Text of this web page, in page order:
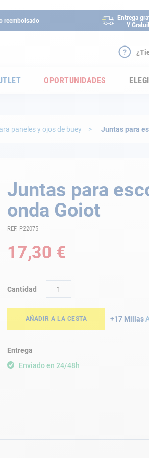
reembolsado
Entrega
Y
OPORTUNIDADES
paneles y ojos de buey Juntas para
Juntas para
onda Goiot
REF. P22075
17,30 €
Cantidad
AÑADIR A LA CESTA +17 Millas
Entrega
Enviado en 24/48h